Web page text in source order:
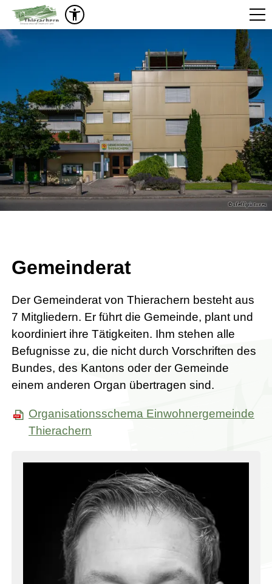
Gemeinderat
Der Gemeinderat von Thierachern besteht aus
7 Mitgliedern. Er führt die Gemeinde, plant und
koordiniert ihre Tätigkeiten. Ihm stehen alle
Befugnisse zu, die nicht durch Vorschriften des
Bundes, des Kantons oder der Gemeinde
einem anderen Organ übertragen sind.
Organisationsschema Einwohnergemeinde
Thierachern